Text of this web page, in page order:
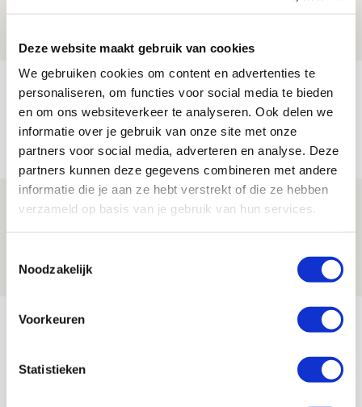
Deze website maakt gebruik van cookies
We gebruiken cookies om content en advertenties te
personaliseren, om functies voor social media te bieden
en om ons websiteverkeer te analyseren. Ook delen we
informatie over je gebruik van onze site met onze
partners voor social media, adverteren en analyse. Deze
partners kunnen deze gegevens combineren met andere
informatie die je aan ze hebt verstrekt of die ze hebben
verzameld op basis van je gebruik van hun services.
Noodzakelijk
Voorkeuren
Statistieken
08 AUGUSTUS 2026 - 11:34
Spelen bij Jong Ajax of Ajax 1? Dat
maakt Abdalla ‘geen reet’ uit
08 AUGUSTUS 2026 - 10:04
NIEUWS
Brandt: ‘Ajax en Cruijff bleven door
mijn hoofd spoken’
NIEUWS
Bekijk meer